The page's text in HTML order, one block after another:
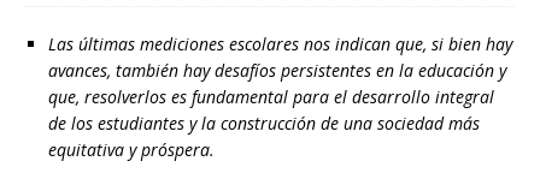
Las últimas mediciones escolares nos indican que, si bien hay
avances, también hay desafíos persistentes en la educación y
que, resolverlos es fundamental para el desarrollo integral
de los estudiantes y la construcción de una sociedad más
equitativa y próspera.